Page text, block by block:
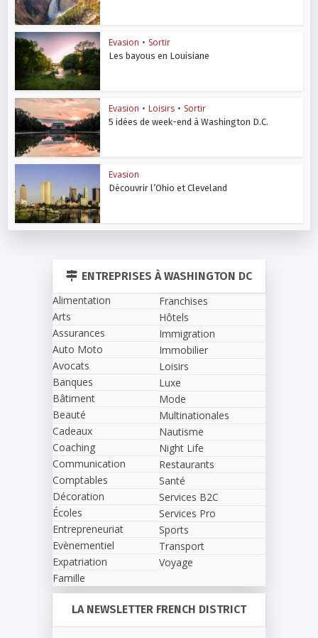
Evasion • Sortir
Les bayous en Louisiane
Evasion • Loisirs • Sortir
5 idées de week-end à Washington D.C.
Evasion
Découvrir l’Ohio et Cleveland
ENTREPRISES À WASHINGTON DC
Alimentation
Arts
Assurances
Auto Moto
Avocats
Banques
Bâtiment
Beauté
Cadeaux
Coaching
Communication
Comptables
Décoration
Écoles
Entrepreneuriat
Evènementiel
Expatriation
Famille
Franchises
Hôtels
Immigration
Immobilier
Loisirs
Luxe
Mode
Multinationales
Nautisme
Night Life
Restaurants
Santé
Services B2C
Services Pro
Sports
Transport
Voyage
LA NEWSLETTER FRENCH DISTRICT